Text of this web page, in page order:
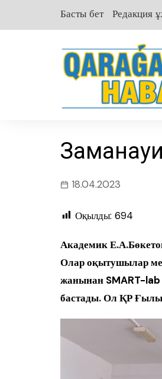
Басты бет Редакция
18.04.2023
Оқылды: 694
Академик
Олар оқытушылар
жанынан SMART-lab
бастады. Ол ҚР